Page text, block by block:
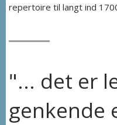
repertoire til langt ind
"... det er
genkende